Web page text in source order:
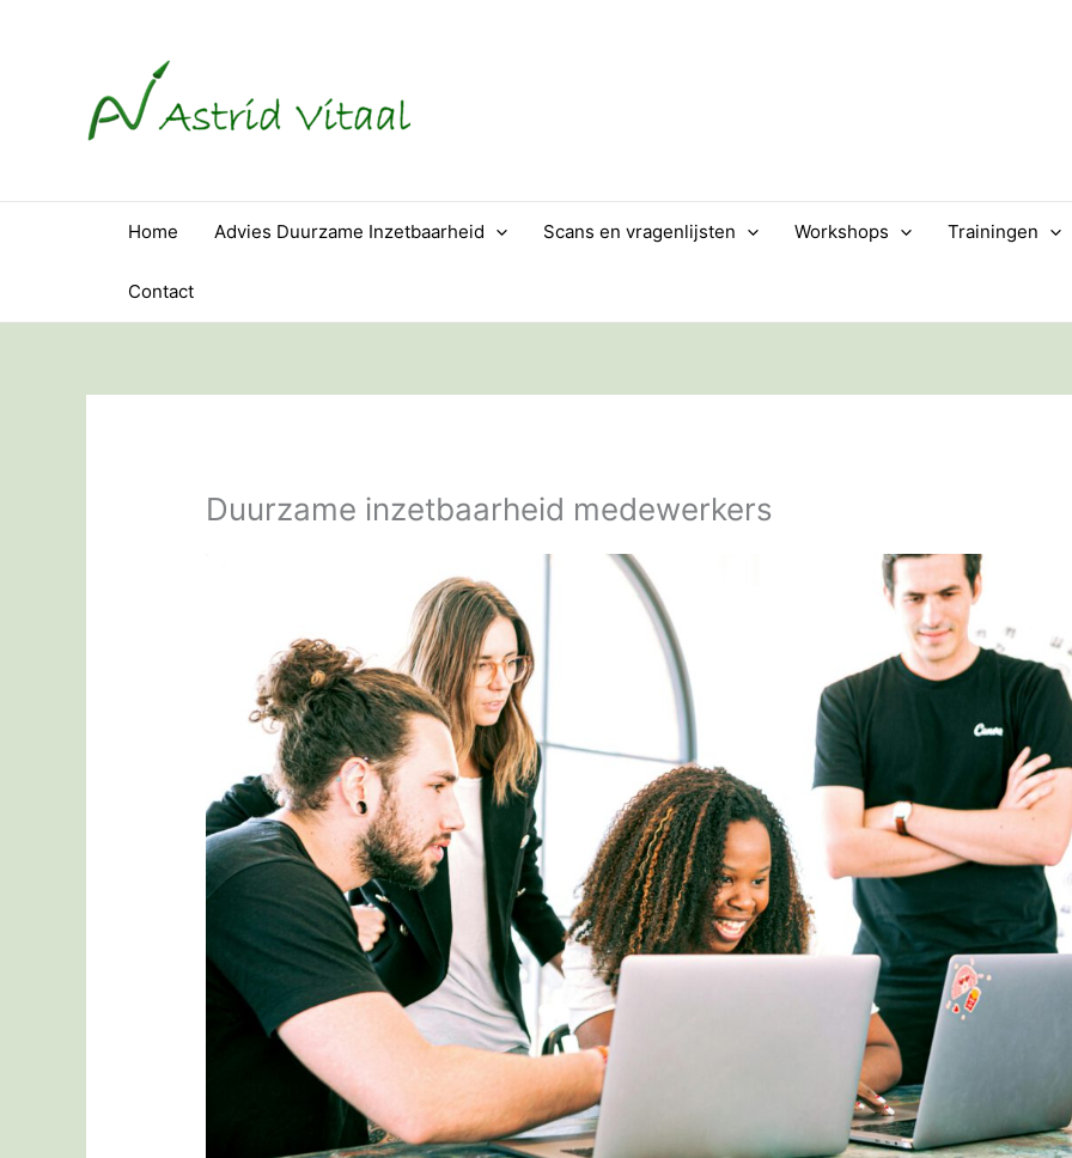
Home Advies Duurzame Inzetbaarheid Scans en vragenlijsten Workshops Trainingen
Contact
Duurzame inzetbaarheid medewerkers